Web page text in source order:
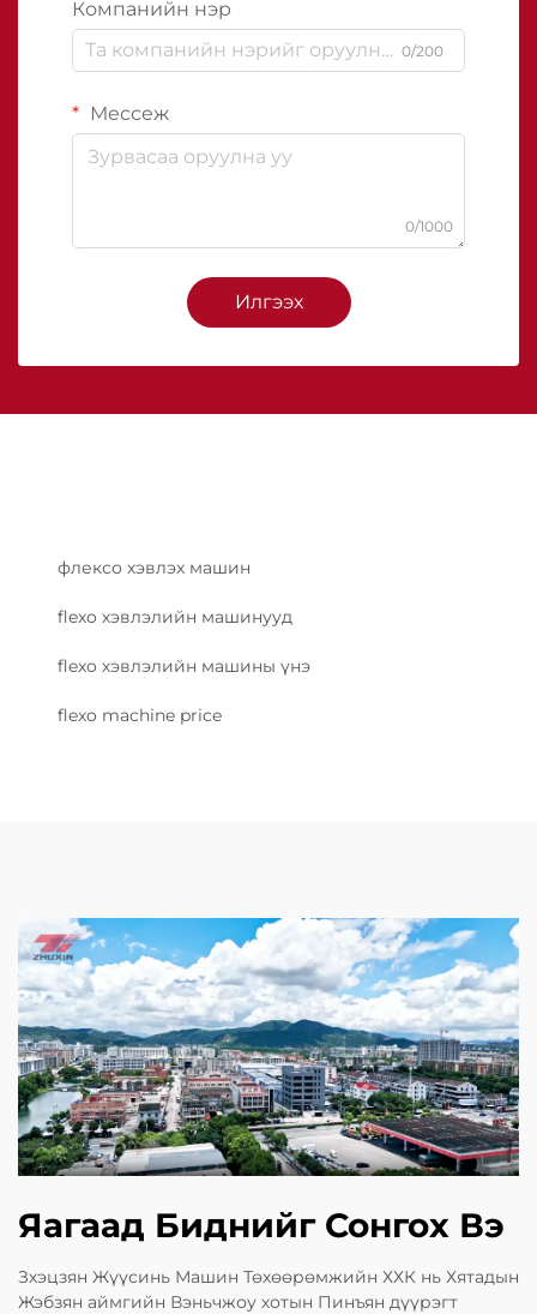
Компанийн нэр
0/200
Мессеж
0/1000
Илгээх
флексо хэвлэх машин
flexo хэвлэлийн машинууд
flexo хэвлэлийн машины үнэ
flexo machine price
Яагаад Биднийг Сонгох Вэ
Зхэцзян Жүүсинь Машин Төхөөрөмжийн ХХК нь Хятадын
Жэбзян аймгийн Вэньчжоу хотын Пинъян дүүрэгт